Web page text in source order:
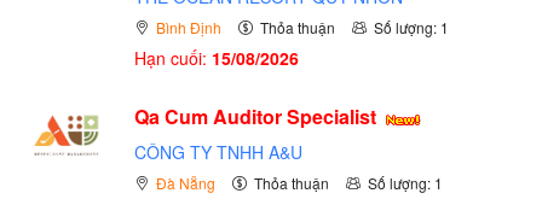
Bình Định Thỏa thuận Số lượng: 1
Hạn cuối: 15/08/2026
Qa Cum Auditor Specialist
CÔNG TY TNHH A&U
Đà Nẵng Thỏa thuận Số lượng: 1